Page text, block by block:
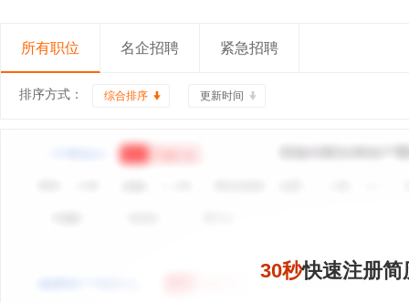
所有职位 名企招聘 紧急招聘
排序方式： 综合排序 更新时间
30秒快速注册简